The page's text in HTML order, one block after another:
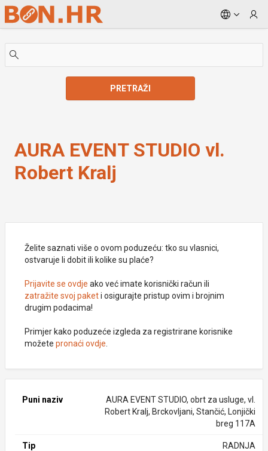
Skip to Main Content
PRETRAŽI
AURA EVENT STUDIO vl.
Robert Kralj
Želite saznati više o ovom poduzeću: tko su vlasnici,
ostvaruje li dobit ili kolike su plaće?
Prijavite se ovdje ako već imate korisnički račun ili
zatražite svoj paketi osigurajte pristup ovim i brojnim
drugim podacima!
Primjer kako poduzeće izgleda za registrirane korisnike
možete pronaći ovdje
Puni naziv
AURA EVENT STUDIO, obrt za usluge, vl.
Robert Kralj, Brckovljani, Stančić, Lonjički
breg 117A
Tip RADNJA